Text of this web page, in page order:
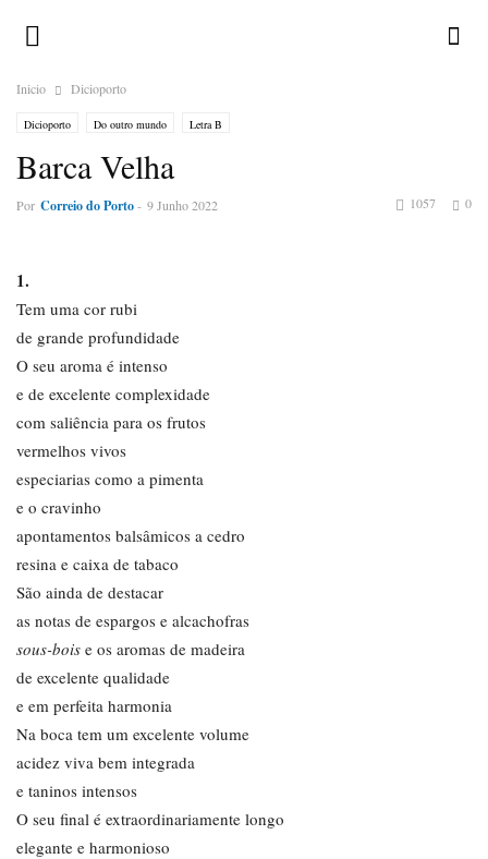
Inicio Dicioporto
Dicioporto Do outro mundo Letra B
Barca Velha
Por Correio do Porto- 9 Junho 2022 0
1057
1.
Tem uma cor rubi
de grande profundidade
O seu aroma é intenso
e de excelente complexidade
com saliência para os frutos
vermelhos vivos
especiarias como a pimenta
e o cravinho
apontamentos balsâmicos a cedro
resina e caixa de tabaco
São ainda de destacar
as notas de espargos e alcachofras
sous-bois e os aromas de madeira
de excelente qualidade
e em perfeita harmonia
Na boca tem um excelente volume
acidez viva bem integrada
e taninos intensos
O seu final é extraordinariamente longo
elegante e harmonioso